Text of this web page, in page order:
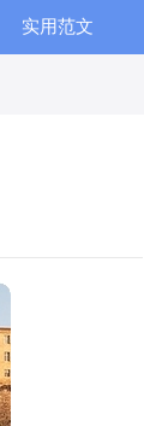
实用范文